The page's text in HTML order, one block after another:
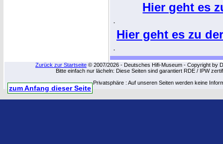
Hier geht es
.
Hier geht es zu
.
Zurück zur Startseite © 2007/2026 - Deutsches Hifi-Museum - Copyright by
Bitte einfach nur lächeln: Diese Seiten sind garantiert RDE / IPW
Privatsphäre : Auf unseren Seiten werden keine
zum Anfang dieser Seite